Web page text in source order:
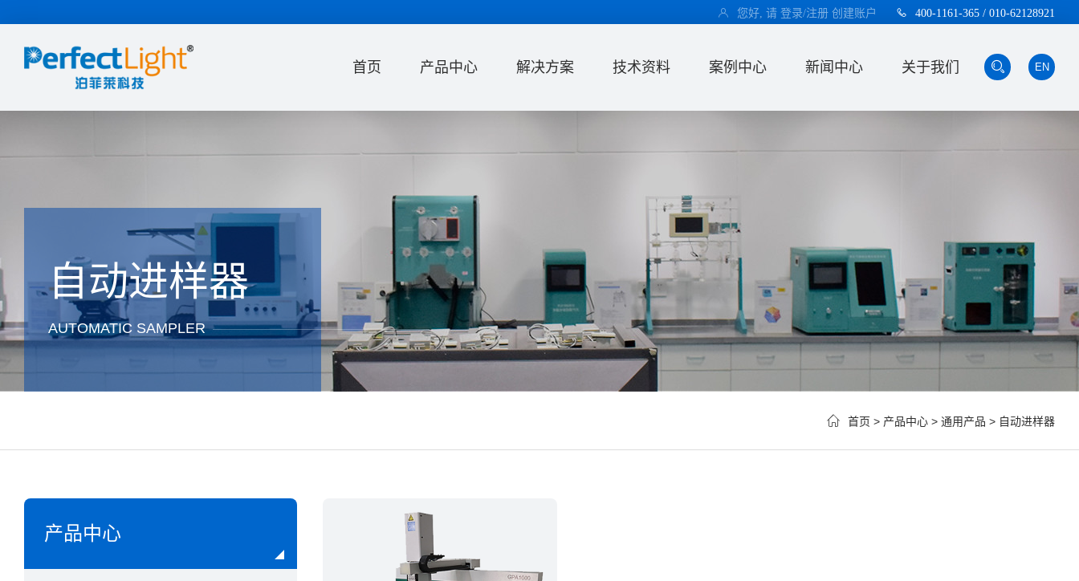
您好, 请 登录/注册 创建账户 400-1161-365 / 010-62128921
首页 产品中心 解决方案 技术资料 案例中心 新闻中心 关于我们 EN
自动进样器
AUTOMATIC SAMPLER
首页 > 产品中心 > 通用产品 > 自动进样器
产品中心